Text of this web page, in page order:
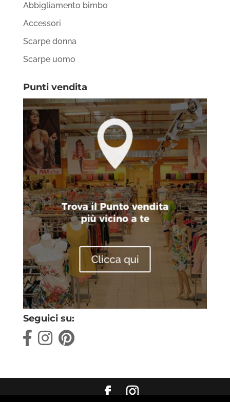
Abbigliamento bimbo
Accessori
Scarpe donna
Scarpe uomo
Punti vendita
Seguici su: